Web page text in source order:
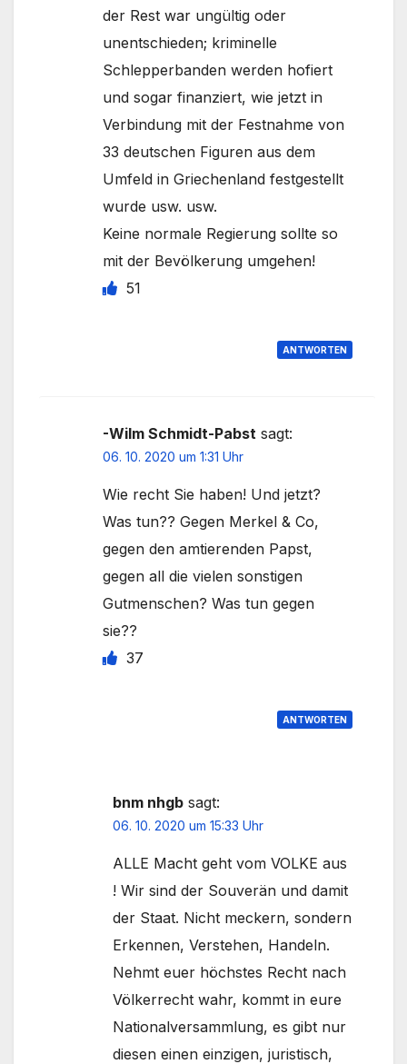
der Rest war ungültig oder
unentschieden; kriminelle
Schlepperbanden werden hofiert
und sogar finanziert, wie jetzt in
Verbindung mit der Festnahme von
33 deutschen Figuren aus dem
Umfeld in Griechenland festgestellt
wurde usw. usw.
Keine normale Regierung sollte so
mit der Bevölkerung umgehen!
51
ANTWORTEN
-Wilm Schmidt-Pabst sagt:
06. 10. 2020 um 1:31 Uhr
Wie recht Sie haben! Und jetzt?
Was tun?? Gegen Merkel & Co,
gegen den amtierenden Papst,
gegen all die vielen sonstigen
Gutmenschen? Was tun gegen
sie??
37
ANTWORTEN
bnm nhgb sagt:
06. 10. 2020 um 15:33 Uhr
ALLE Macht geht vom VOLKE aus
! Wir sind der Souverän und damit
der Staat. Nicht meckern, sondern
Erkennen, Verstehen, Handeln.
Nehmt euer höchstes Recht nach
Völkerrecht wahr, kommt in eure
Nationalversammlung, es gibt nur
diesen einen einzigen, juristisch,